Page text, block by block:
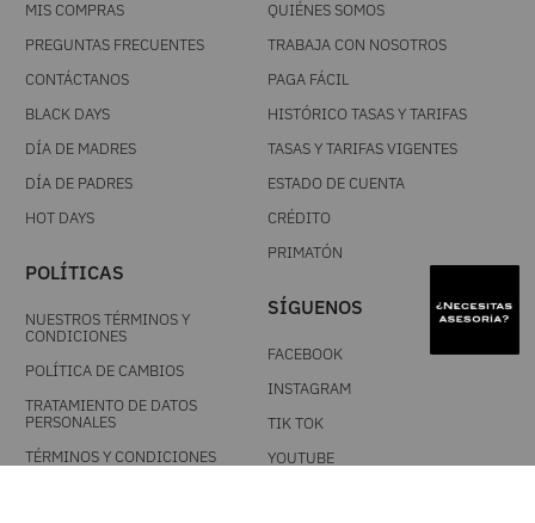
MIS COMPRAS
PREGUNTAS FRECUENTES
CONTÁCTANOS
BLACK DAYS
DÍA DE MADRES
DÍA DE PADRES
HOT DAYS
POLÍTICAS
NUESTROS TÉRMINOS Y
CONDICIONES
POLÍTICA DE CAMBIOS
TRATAMIENTO DE DATOS
PERSONALES
TÉRMINOS Y CONDICIONES
QUIÉNES SOMOS
TRABAJA CON NOSOTROS
PAGA FÁCIL
HISTÓRICO TASAS Y TARIFAS
TASAS Y TARIFAS VIGENTES
ESTADO DE CUENTA
CRÉDITO
PRIMATÓN
SÍGUENOS
FACEBOOK
INSTAGRAM
TIK TOK
YOUTUBE